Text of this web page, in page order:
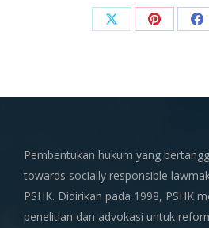
Share Share
Pembentukan hukum yang
towards socially responsible
PSHK. Didirikan pada 1998, PSHK
penelitian dan advokasi untuk